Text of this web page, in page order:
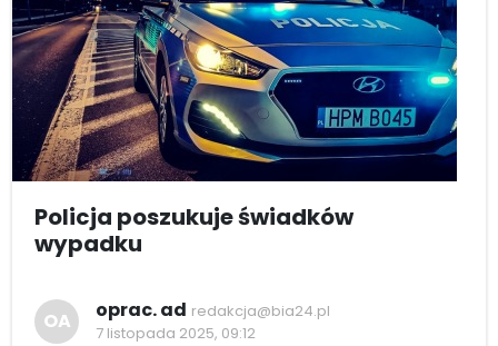
Policja poszukuje świadków
wypadku
OA oprac. ad redakcja@bia24.pl
7 listopada 2025, 09:12